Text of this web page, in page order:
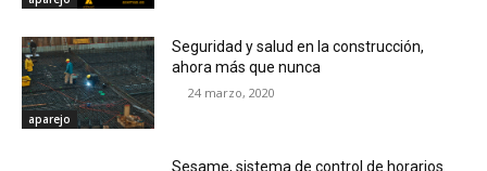
aparejo
Seguridad y salud en la construcción,
ahora más que nunca
24 marzo, 2020
Sesame, sistema de control de horarios